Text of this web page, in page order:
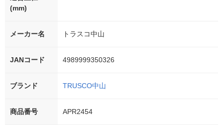
(mm)
メーカー名 トラスコ中山
JANコード 4989999350326
ブランド TRUSCO中山
商品番号 APR2454